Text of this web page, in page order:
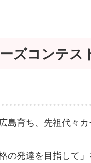
ズコンテス
島育ち、先祖代々
格の発達を目指して